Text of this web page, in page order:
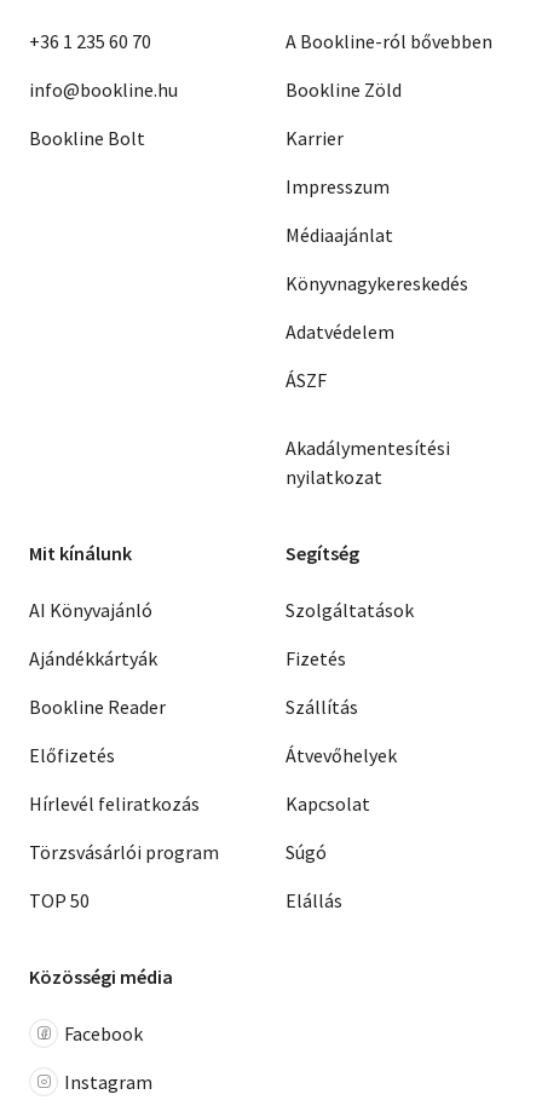
+36 1 235 60 70
info@bookline.hu
Bookline Bolt
A Bookline-ról bővebben
Bookline Zöld
Karrier
Impresszum
Médiaajánlat
Könyvnagykereskedés
Adatvédelem
ÁSZF
Akadálymentesítési
nyilatkozat
Mit kínálunk
AI Könyvajánló
Ajándékkártyák
Bookline Reader
Előfizetés
Hírlevél feliratkozás
Törzsvásárlói program
TOP 50
Segítség
Szolgáltatások
Fizetés
Szállítás
Átvevőhelyek
Kapcsolat
Súgó
Elállás
Közösségi média
Facebook
Instagram